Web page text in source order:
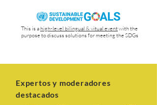
This is a high-level bilingual & vitual eventwith the
purpose to discuss solutions for meeting the SDGs
Expertos y moderadores
destacados